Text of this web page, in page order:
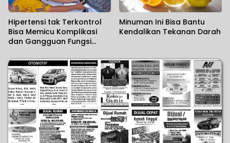
Hipertensi tak Terkontrol
Bisa Memicu Komplikasi
dan Gangguan Fungsi
Minuman Ini Bisa Bantu
Kendalikan Tekanan Darah